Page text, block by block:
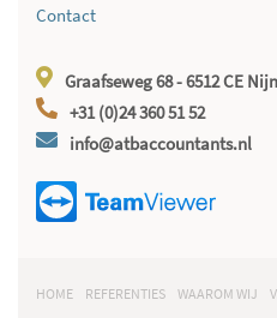
Contact
Graafseweg 68 - 6512 CE
+31 (0)24 360 51 52
info@atbaccountants.nl
HOME REFERENTIES WAAROM WIJ